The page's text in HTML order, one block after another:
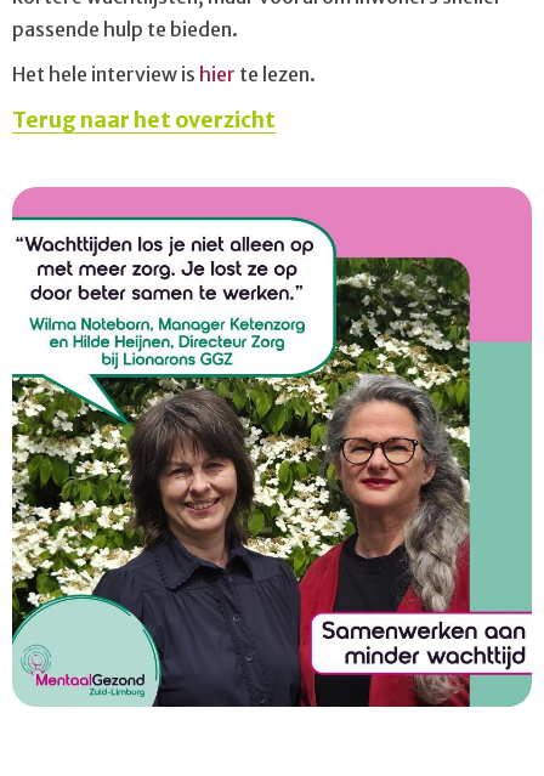
passende hulp te bieden.
Het hele interview is hier te lezen.
Terug naar het overzicht